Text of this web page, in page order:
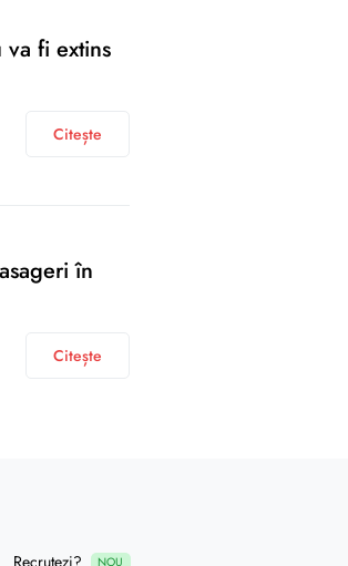
fi extins
Citește
în
Citește
Recrutezi? NOU